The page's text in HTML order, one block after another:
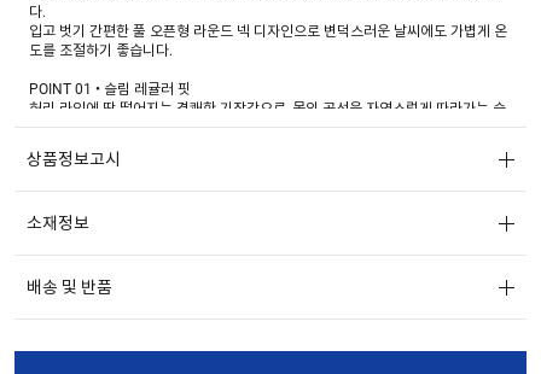
다.
입고 벗기 간편한 풀 오픈형 라운드 넥 디자인으로 변덕스러운 날씨에도 가볍게 온
도를 조절하기 좋습니다.
POINT 01 • 슬림 레귤러 핏
허리 라인에 딱 떨어지는 경쾌한 기장감으로, 몸의 곡선을 자연스럽게 따라가는 슬
림 레귤러 핏입니다.
POINT 02 • 라운드 넥 디자인의 풀 오픈형 가디건
POINT 03 • COTTON 100 POINTELLE 155 G/M2
고 여성스러운 느낌을 주며,
상품정보고시
소재정보
배송 및 반품